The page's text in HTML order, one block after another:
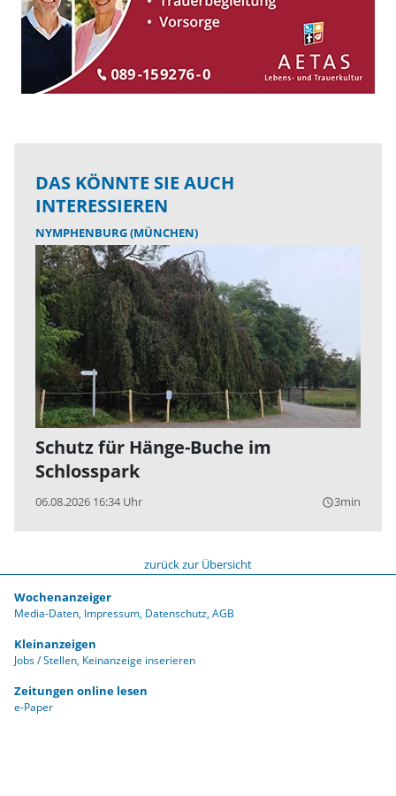
DAS KÖNNTE SIE AUCH
INTERESSIEREN
NYMPHENBURG (MÜNCHEN)
Schutz für Hänge-Buche im
Schlosspark
06.08.2026 16:34 Uhr query_builder3min
zurück zur Übersicht
Wochenanzeiger
Media-Daten Impressum Datenschutz AGB
Kleinanzeigen
Jobs / Stellen Keinanzeige inserieren
Zeitungen online lesen
e-Paper